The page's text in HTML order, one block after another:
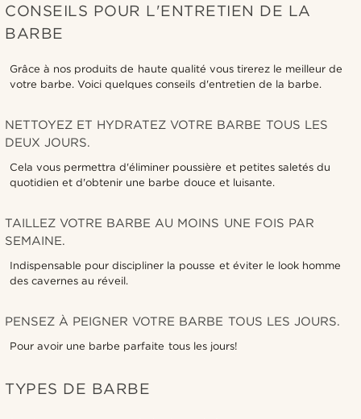
CONSEILS POUR L'ENTRETIEN DE LA
BARBE
Grâce à nos produits de haute qualité vous tirerez le meilleur de
votre barbe. Voici quelques conseils d'entretien de la barbe.
NETTOYEZ ET HYDRATEZ VOTRE BARBE TOUS LES
DEUX JOURS.
Cela vous permettra d'éliminer poussière et petites saletés du
quotidien et d'obtenir une barbe douce et luisante.
TAILLEZ VOTRE BARBE AU MOINS UNE FOIS PAR
SEMAINE.
Indispensable pour discipliner la pousse et éviter le look homme
des cavernes au réveil.
PENSEZ À PEIGNER VOTRE BARBE TOUS LES JOURS.
Pour avoir une barbe parfaite tous les jours!
TYPES DE BARBE